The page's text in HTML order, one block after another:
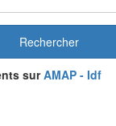
Rechercher
surAMAP - Idf